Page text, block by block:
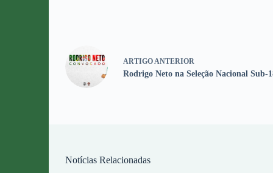
ARTIGO ANTERIOR
Rodrigo Neto na Seleção Nacional Sub-
Notícias Relacionadas